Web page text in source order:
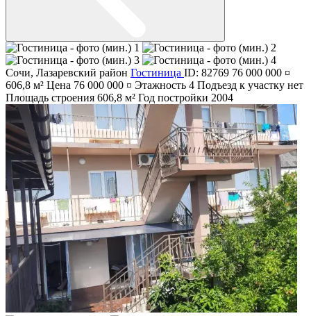
Сочи, Лазаревский район Гостиница ID: 82769 76 000 000 ¤
606,8 м² Цена 76 000 000 ¤ Этажность 4 Подъезд к участку нет
Площадь строения 606,8 м² Год постройки 2004